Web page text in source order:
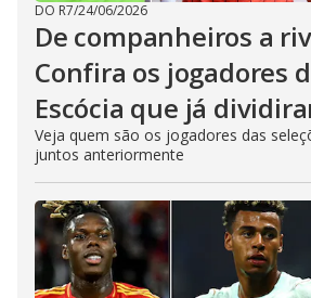
DO R7/24/06/2026
De companheiros a
Confira os jogadores
Escócia que já
Veja quem são os jogadores das
juntos anteriormente